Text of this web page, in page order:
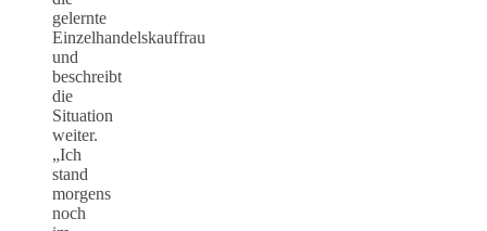
gelernte
Einzelhandelskauffrau
und
beschreibt
die
Situation
weiter.
„Ich
stand
morgens
noch